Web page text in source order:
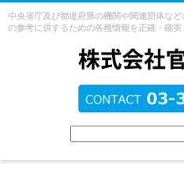
中央省庁及び都道府県の機関や関連団体な
の参考に供するための各種情報を正確・確実